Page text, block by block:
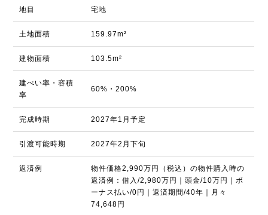
地目 宅地
土地面積 159.97m²
建物面積 103.5m²
建ぺい率・容積
率
60%・200%
完成時期 2027年1月予定
引渡可能時期 2027年2月下旬
返済例
物件価格2,990万円（税込）の物件購入時の
返済例：借入/2,980万円｜頭金/10万円｜ボ
ーナス払い/0円｜返済期間/40年｜月々
74,648円